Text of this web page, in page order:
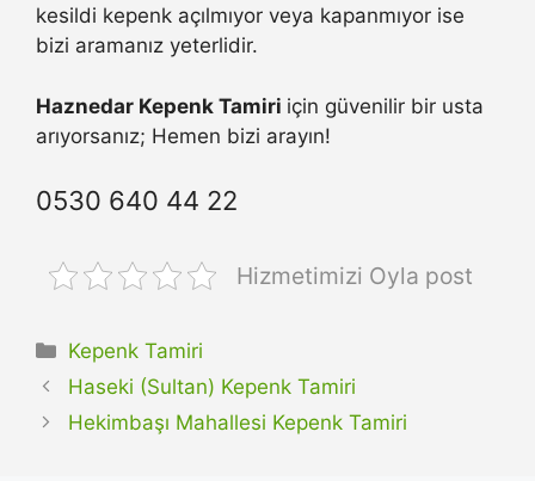
kesildi kepenk açılmıyor veya kapanmıyor ise
bizi aramanız yeterlidir.
Haznedar Kepenk Tamiri için güvenilir bir usta
arıyorsanız; Hemen bizi arayın!
0530 640 44 22
Hizmetimizi Oyla post
Kategoriler
Kepenk Tamiri
Haseki (Sultan) Kepenk Tamiri
Hekimbaşı Mahallesi Kepenk Tamiri